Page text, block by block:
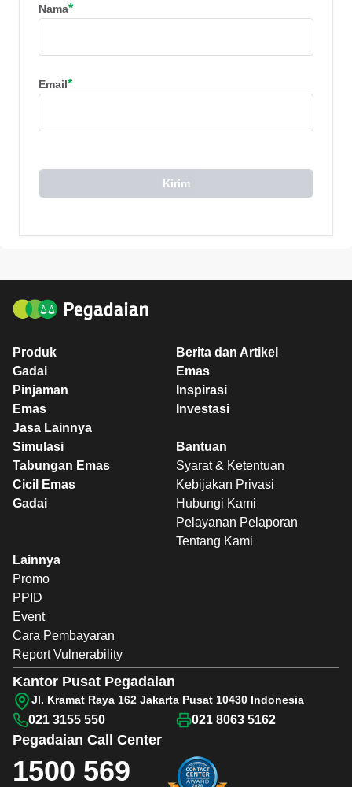
Nama*
Email*
Kirim
Produk
Gadai
Pinjaman
Emas
Jasa Lainnya
Berita dan Artikel
Emas
Inspirasi
Investasi
Simulasi
Tabungan Emas
Cicil Emas
Gadai
Bantuan
Syarat & Ketentuan
Kebijakan Privasi
Hubungi Kami
Pelayanan Pelaporan
Tentang Kami
Lainnya
Promo
PPID
Event
Cara Pembayaran
Report Vulnerability
Pegadaian Call Center
1500 569
Kantor Pusat Pegadaian
Jl. Kramat Raya 162 Jakarta Pusat 10430 Indonesia
021 3155 550 021 8063 5162